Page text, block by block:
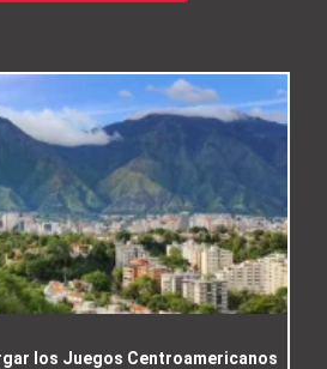
los Juegos Centroamericanos